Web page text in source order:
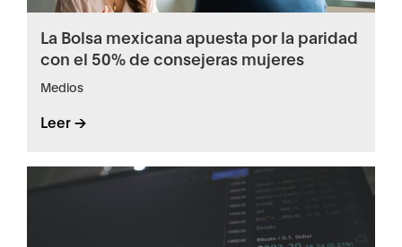
La Bolsa mexicana apuesta por la paridad
con el 50% de consejeras mujeres
Medios
Leer ->